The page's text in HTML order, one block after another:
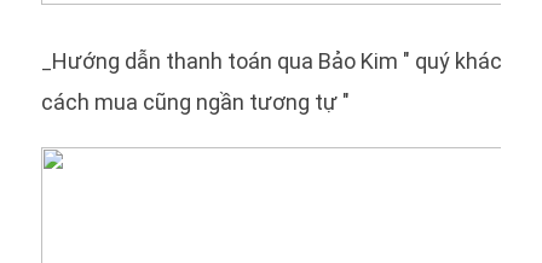
Hướng dẫn thanh toán qua Bảo Kim " quý khách
cách mua cũng ngần tương tự "